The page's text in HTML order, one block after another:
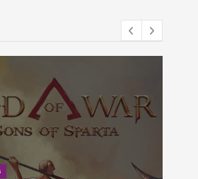
Tests
de Hail to the